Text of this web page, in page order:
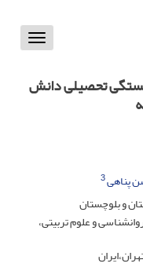
Toggle
تحصیلی دانش
پناهی3
و بلوچستان
و علوم تربیتی،